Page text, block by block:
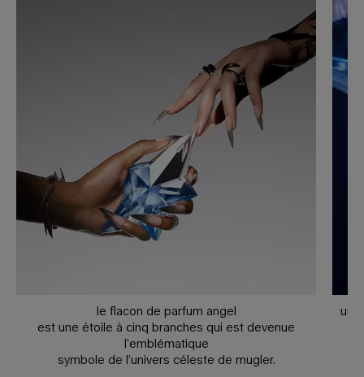
le flacon de parfum angel
est une étoile à cinq branches qui est devenue
l’emblématique
symbole de l’univers céleste de mugler.